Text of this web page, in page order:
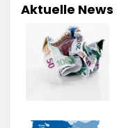
Aktuelle News